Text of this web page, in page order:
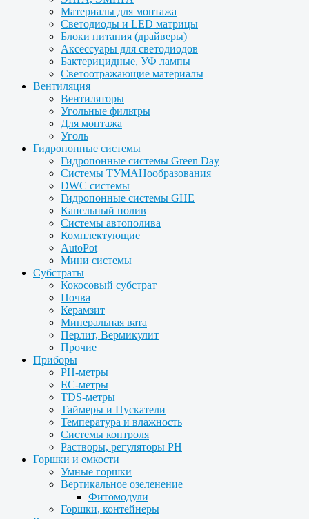
Материалы для монтажа
Светодиоды и LED матрицы
Блоки питания (драйверы)
Аксессуары для светодиодов
Бактерицидные, УФ лампы
Светоотражающие материалы
Вентиляция
Вентиляторы
Угольные фильтры
Для монтажа
Уголь
Гидропонные системы
Гидропонные системы Green Day
Системы ТУМАНообразования
DWC системы
Гидропонные системы GHE
Капельный полив
Системы автополива
Комплектующие
AutoPot
Мини системы
Субстраты
Кокосовый субстрат
Почва
Керамзит
Минеральная вата
Перлит, Вермикулит
Прочие
Приборы
PH-метры
EC-метры
TDS-метры
Таймеры и Пускатели
Температура и влажность
Системы контроля
Растворы, регуляторы PH
Горшки и емкости
Умные горшки
Вертикальное озеленение
Фитомодули
Горшки, контейнеры